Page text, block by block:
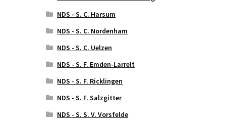
NDS - S. C. Harsum
NDS - S. C. Nordenham
NDS - S. C. Uelzen
NDS - S. F. Emden-Larrelt
NDS - S. F. Ricklingen
NDS - S. F. Salzgitter
NDS - S. S. V. Vorsfelde